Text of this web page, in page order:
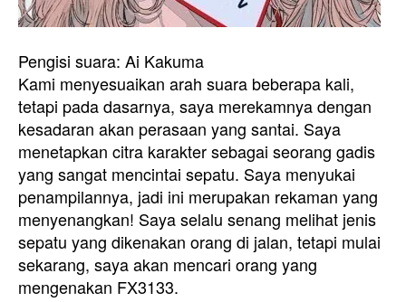
Pengisi suara: Ai Kakuma
Kami menyesuaikan arah suara beberapa kali,
tetapi pada dasarnya, saya merekamnya dengan
kesadaran akan perasaan yang santai. Saya
menetapkan citra karakter sebagai seorang gadis
yang sangat mencintai sepatu. Saya menyukai
penampilannya, jadi ini merupakan rekaman yang
menyenangkan! Saya selalu senang melihat jenis
sepatu yang dikenakan orang di jalan, tetapi mulai
sekarang, saya akan mencari orang yang
mengenakan FX3133.